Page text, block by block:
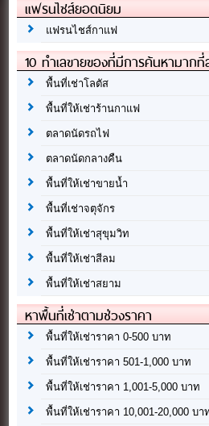
แฟรนไชส์ยอดนิยม
แฟรนไชส์กาแฟ
10 ทำเลขายของที่มีการค้นหามาก
พื้นที่เช่าโลตัส
พื้นที่ให้เช่าร้านกาแฟ
ตลาดนัดรถไฟ
ตลาดนัดกลางคืน
พื้นที่ให้เช่าขายน้ำ
พื้นที่เช่าจตุจักร
พื้นที่ให้เช่าสุขุมวิท
พื้นที่ให้เช่าสีลม
พื้นที่ให้เช่าสยาม
หาพื้นที่เช่าตามช่วงราคา
พื้นที่ให้เช่าราคา 0-500 บาท
พื้นที่ให้เช่าราคา 501-1,000 บาท
พื้นที่ให้เช่าราคา 1,001-5,000 บาท
พื้นที่ให้เช่าราคา 10,001-20,000 บา